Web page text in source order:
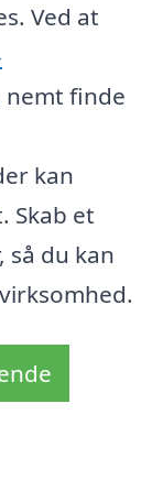
Ved at
nemt finde
kan
Skab et
så du kan